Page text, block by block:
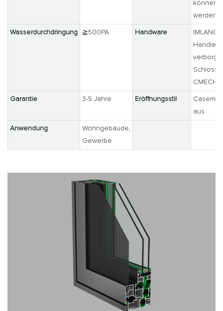
können
werden
Wasserdurchdringung ≧500PA Handware
IMLANG
Handle
Schloss,
CMECH
Garantie 3-5 Jahre Eröffnungsstil
aus
Anwendung
Wohngebäude,
Gewerbe